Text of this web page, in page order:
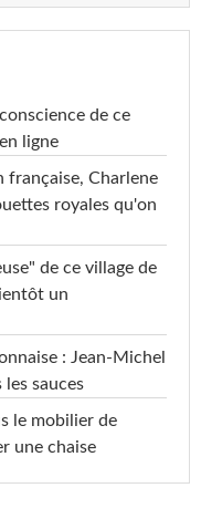
de ce
ligne
française, Charlene
royales qu'on
de ce village de
un
: Jean-Michel
sauces
le mobilier de
une chaise